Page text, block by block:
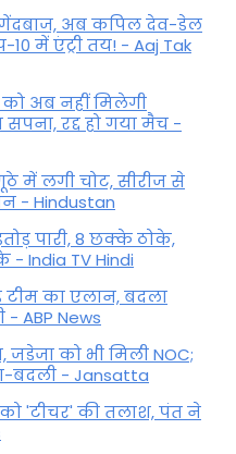
अब कपिल देव-डेल
10 में एंट्री तय! - Aaj Tak
को अब नहीं मिलेगी
सपना, रद्द हो गया मैच -
में लगी चोट, सीरीज से
- Hindustan
पारी, 8 छक्के ठोके,
TV Hindi
टीम का एलान, बदला
ABP News
को भी मिली NOC;
बदली - Jansatta
'टीचर' की तलाश, पंत ने